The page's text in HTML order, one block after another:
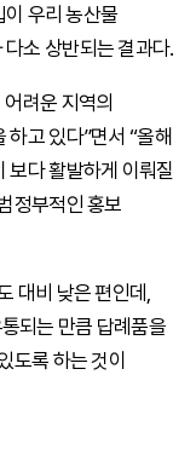
우리 농산물
소 상반되는 결과다.
려운 지역의
고 있다”면서 “올해
보다 활발하게 이뤄질
정부적인 홍보
대비 낮은 편인데,
되는 만큼 답례품을
도록 하는 것이